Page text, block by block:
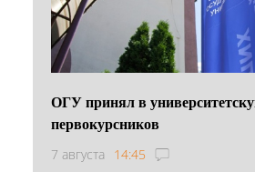
ОГУ принял в
первокурсников
7 августа 14:45